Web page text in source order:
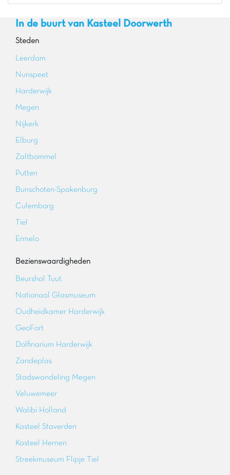
In de buurt van Kasteel Doorwerth
Steden
Leerdam
Nunspeet
Harderwijk
Megen
Nijkerk
Elburg
Zaltbommel
Putten
Bunschoten-Spakenburg
Culemborg
Tiel
Ermelo
Bezienswaardigheden
Beurshal Tuut
Nationaal Glasmuseum
Oudheidkamer Harderwijk
GeoFort
Dolfinarium Harderwijk
Zandeplas
Stadswandeling Megen
Veluwemeer
Walibi Holland
Kasteel Staverden
Kasteel Hernen
Streekmuseum Flipje Tiel